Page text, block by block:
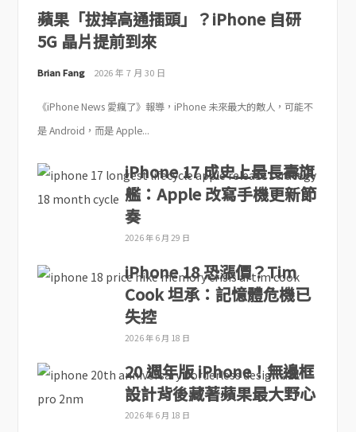
蘋果「拔掉高通插頭」？iPhone 自研
5G 晶片提前到來
Brian Fang 2026 年 7 月 30 日
《iPhone News 愛瘋了》報導，iPhone 未來最大的敵人，可能不
是 Android，而是 Apple...
iPhone 17 成史上最長壽旗
艦：Apple 改寫手機更新節
奏
2026 年 6 月 29 日
iPhone 18 恐漲價？Tim
Cook 坦承：記憶體危機已
失控
2026 年 6 月 18 日
20 週年版 iPhone！無邊框
設計背後藏著蘋果最大野心
2026 年 6 月 18 日